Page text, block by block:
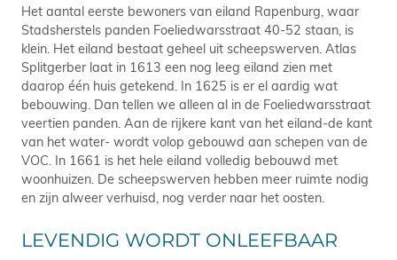
Het aantal eerste bewoners van eiland Rapenburg, waar
Stadsherstels panden Foeliedwarsstraat 40-52 staan, is
klein. Het eiland bestaat geheel uit scheepswerven. Atlas
Splitgerber laat in 1613 een nog leeg eiland zien met
daarop één huis getekend. In 1625 is er el aardig wat
bebouwing. Dan tellen we alleen al in de Foeliedwarsstraat
veertien panden. Aan de rijkere kant van het eiland-de kant
van het water- wordt volop gebouwd aan schepen van de
VOC. In 1661 is het hele eiland volledig bebouwd met
woonhuizen. De scheepswerven hebben meer ruimte nodig
en zijn alweer verhuisd, nog verder naar het oosten.
LEVENDIG WORDT ONLEEFBAAR